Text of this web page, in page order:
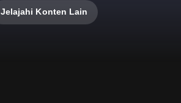
Jelajahi Konten Lain